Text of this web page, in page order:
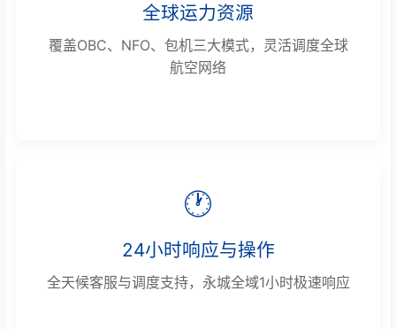
全球运力资源
覆盖OBC、NFO、包机三大模式，灵活调度全球
航空网络
🕐
24小时响应与操作
全天候客服与调度支持，永城全域1小时极速响应